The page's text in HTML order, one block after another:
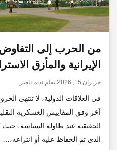
من الحرب إلى
الإيرانية والمأزق
حزيران 15, 2026 بقلم نديم ناصر
في العلاقات الدولية، لا تنتهي
آخر وفق المقاييس العسكرية
الحقيقية عند طاولة السياسة،
الذي تم الحفاظ عليه أو انتزاعه،…